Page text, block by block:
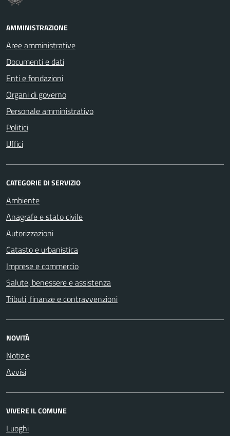
AMMINISTRAZIONE
Aree amministrative
Documenti e dati
Enti e fondazioni
Organi di governo
Personale amministrativo
Politici
Uffici
CATEGORIE DI SERVIZIO
Ambiente
Anagrafe e stato civile
Autorizzazioni
Catasto e urbanistica
Imprese e commercio
Salute, benessere e assistenza
Tributi, finanze e contravvenzioni
NOVITÀ
Notizie
Avvisi
VIVERE IL COMUNE
Luoghi